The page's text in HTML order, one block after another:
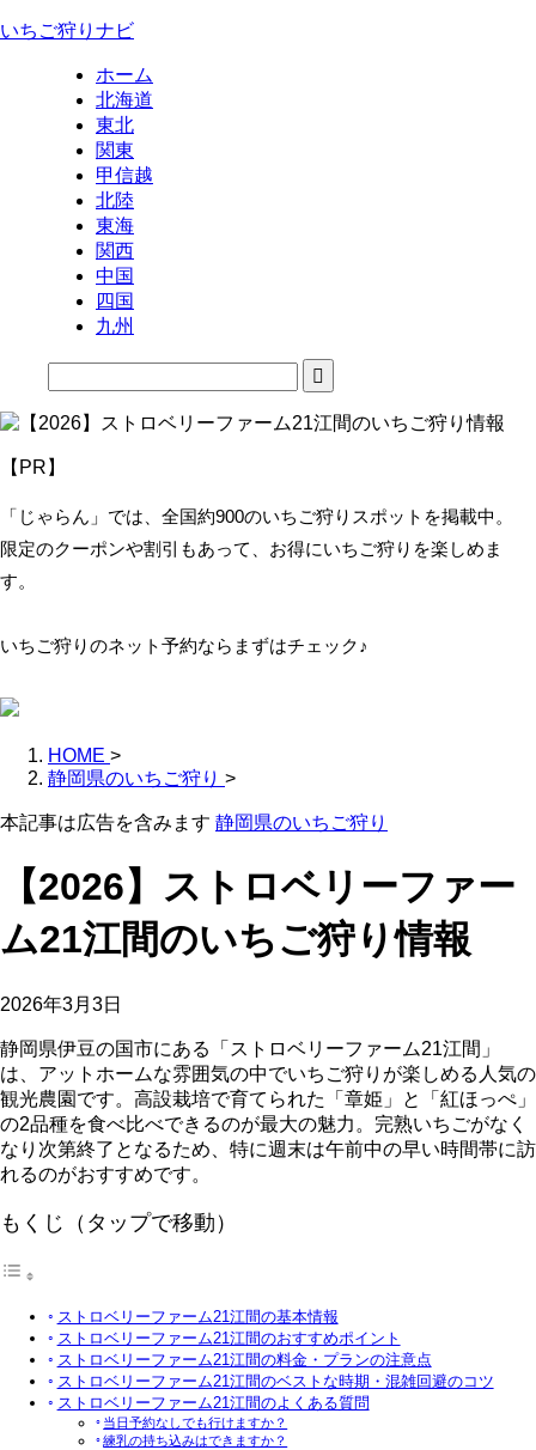
いちご狩りナビ
ホーム
北海道
東北
関東
甲信越
北陸
東海
関西
中国
四国
九州
【PR】
「じゃらん」では、全国約900のいちご狩りスポットを掲載中。
限定のクーポンや割引もあって、お得にいちご狩りを楽しめま
す。
いちご狩りのネット予約ならまずはチェック♪
HOME >
静岡県のいちご狩り >
本記事は広告を含みます 静岡県のいちご狩り
【2026】ストロベリーファー
ム21江間のいちご狩り情報
2026年3月3日
静岡県伊豆の国市にある「ストロベリーファーム21江間」
は、アットホームな雰囲気の中でいちご狩りが楽しめる人気の
観光農園です。高設栽培で育てられた「章姫」と「紅ほっぺ」
の2品種を食べ比べできるのが最大の魅力。完熟いちごがなく
なり次第終了となるため、特に週末は午前中の早い時間帯に訪
れるのがおすすめです。
もくじ（タップで移動）
ストロベリーファーム21江間の基本情報
ストロベリーファーム21江間のおすすめポイント
ストロベリーファーム21江間の料金・プランの注意点
ストロベリーファーム21江間のベストな時期・混雑回避のコツ
ストロベリーファーム21江間のよくある質問
当日予約なしでも行けますか？
練乳の持ち込みはできますか？